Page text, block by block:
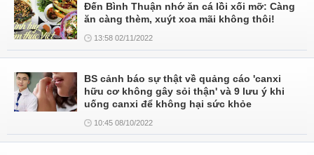
Đến Bình Thuận nhớ ăn cá lồi xối mỡ: Càng
ăn càng thèm, xuýt xoa mãi không thôi!
13:58 02/11/2022
BS cảnh báo sự thật về quảng cáo 'canxi
hữu cơ không gây sỏi thận' và 9 lưu ý khi
uống canxi để không hại sức khỏe
10:45 08/10/2022